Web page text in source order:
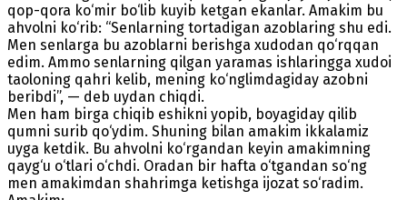
qop-qora ko‘mir bo‘lib kuyib ketgan ekanlar. Amakim bu
ahvolni ko‘rib: “Senlarning tortadigan azoblaring shu edi.
Men senlarga bu azoblarni berishga xudodan qo‘rqqan
edim. Ammo senlarning qilgan yaramas ishlaringga xudoi
taoloning qahri kelib, mening ko‘nglimdagiday azobni
beribdi”, — deb uydan chiqdi.
Men ham birga chiqib eshikni yopib, boyagiday qilib
qumni surib qo‘ydim. Shuning bilan amakim ikkalamiz
uyga ketdik. Bu ahvolni ko‘rgandan keyin amakimning
qayg‘u o‘tlari o‘chdi. Oradan bir hafta o‘tgandan so‘ng
men amakimdan shahrimga ketishga ijozat so‘radim.